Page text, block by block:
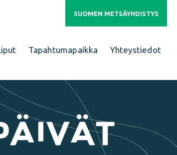
SUOMEN METSÄYHDISTYS
Tapahtumapaikka Yhteystiedot